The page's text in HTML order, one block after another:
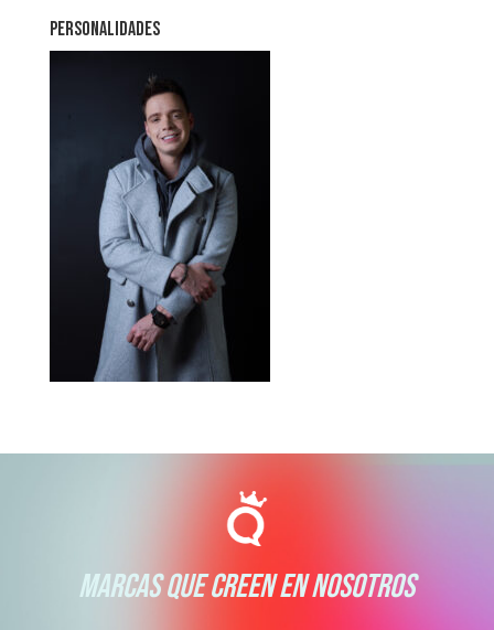
PERSONALIDADES
MARCAS QUE CREEN EN NOSOTROS